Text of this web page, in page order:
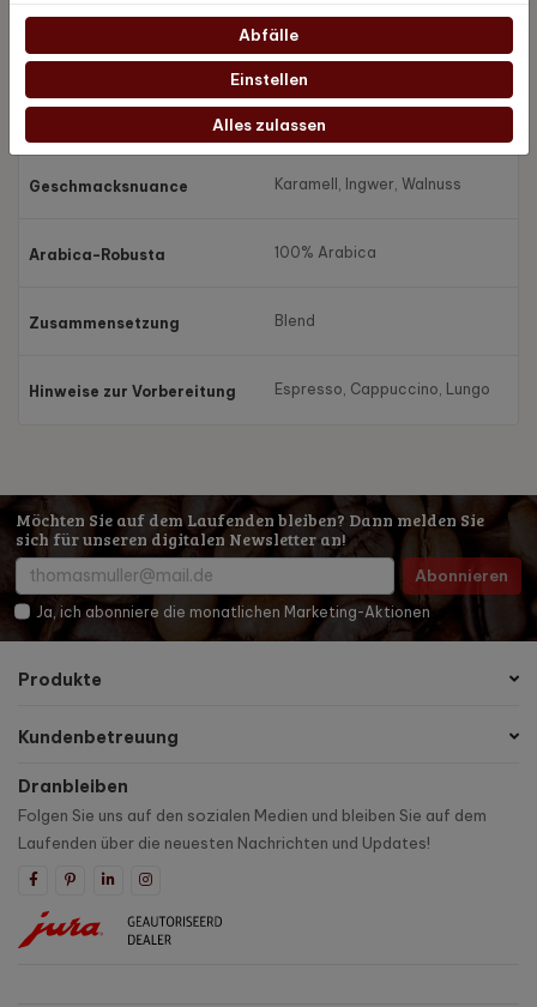
Notig, Leistungsstarke, Voll
Geschmacksnuance Karamell, Ingwer, Walnuss
Arabica-Robusta 100% Arabica
Zusammensetzung Blend
Hinweise zur Vorbereitung Espresso, Cappuccino, Lungo
Möchten Sie auf dem Laufenden bleiben? Dann melden Sie
sich für unseren digitalen Newsletter an!
Abonnieren
Ja, ich abonniere die monatlichen Marketing-Aktionen
Produkte
Kundenbetreuung
Dranbleiben
Folgen Sie uns auf den sozialen Medien und bleiben Sie auf dem
Laufenden über die neuesten Nachrichten und Updates!
Abfälle
Einstellen
Alles zulassen